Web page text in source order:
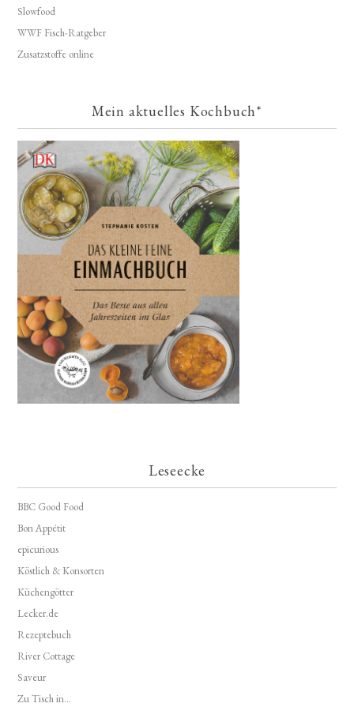
Slowfood
WWF Fisch-Ratgeber
Zusatzstoffe online
Mein aktuelles Kochbuch*
Leseecke
BBC Good Food
Bon Appétit
epicurious
Köstlich & Konsorten
Küchengötter
Lecker.de
Rezeptebuch
River Cottage
Saveur
Zu Tisch in...